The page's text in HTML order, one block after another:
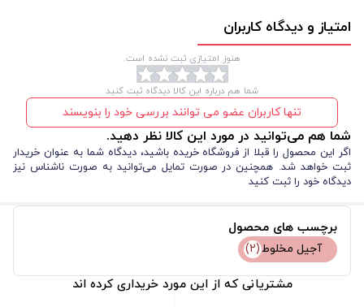
امتیاز و دیدگاه کاربران
هنوز امتیازی ثبت نشده است.
شما هم درباره این کالا دیدگاه ثبت کنید
تنها کاربران عضو می توانند بررسی خود را بنویسند
شما هم می‌توانید در مورد این کالا نظر دهید.
اگر این محصول را قبلا از فروشگاه خریده باشید، دیدگاه شما به عنوان خریدار
ثبت خواهد شد. همچنین در صورت تمایل می‌توانید به صورت ناشناس نیز
دیدگاه خود را ثبت کنید
برچسب های محصول
آجیل مخلوط(2)
مشتریانی که از این مورد خریداری کرده اند